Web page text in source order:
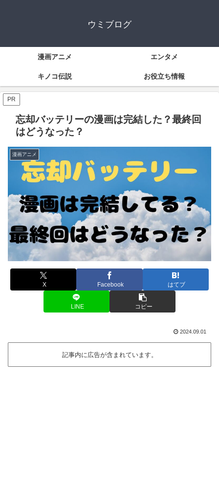
ウミブログ
漫画アニメ エンタメ
キノコ伝説 お役立ち情報
PR
忘却バッテリーの漫画は完結した？最終回
はどうなった？
漫画アニメ
X Facebook はてブ
LINE コピー
2024.09.01
記事内に広告が含まれています。